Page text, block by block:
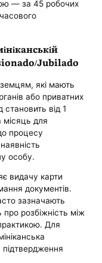
— за 45 робочих
Jubilado
які мають
або приватних
становить від 1
місяць для
процесу
особу.
видачу карти
документів.
зазначають
про розбіжність між
Для
підтвердження